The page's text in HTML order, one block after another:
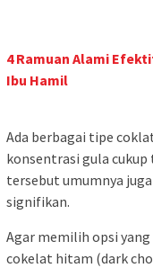
4 Ramuan Alami
Ibu Hamil
Ada berbagai tipe
konsentrasi gula
tersebut umumnya
signifikan.
Agar memilih opsi
cokelat hitam (dark